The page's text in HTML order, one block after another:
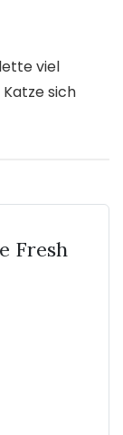
viel
sich
Fresh